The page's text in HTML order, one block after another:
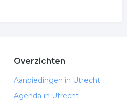
Overzichten
Aanbiedingen in Utrecht
Agenda in Utrecht